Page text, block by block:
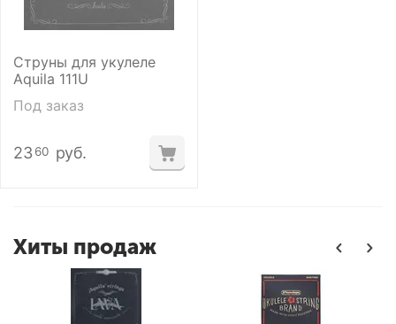
Струны для укулеле
Aquila 111U
Под заказ
23 60 руб.
Хиты продаж